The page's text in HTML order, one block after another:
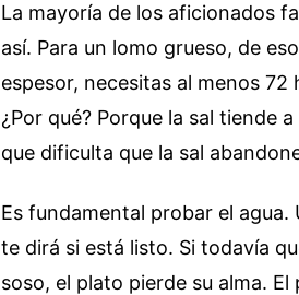
La mayoría de los aficionados
así. Para un lomo grueso, de
espesor, necesitas al menos
¿Por qué? Porque la sal tiende
que dificulta que la sal
Es fundamental probar el
te dirá si está listo. Si todavía
soso, el plato pierde su alma.